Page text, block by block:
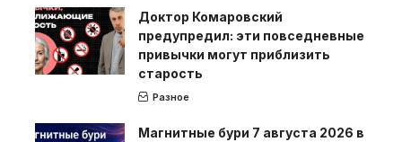
Доктор Комаровский
предупредил: эти повседневные
привычки могут приблизить
старость
Разное
Магнитные бури 7 августа 2026 в